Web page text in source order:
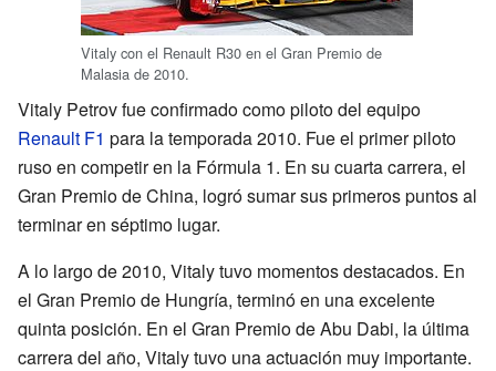
Vitaly con el Renault R30 en el Gran Premio de
Malasia de 2010.
Vitaly Petrov fue confirmado como piloto del equipo
Renault F1 para la temporada 2010. Fue el primer piloto
ruso en competir en la Fórmula 1. En su cuarta carrera, el
Gran Premio de China, logró sumar sus primeros puntos al
terminar en séptimo lugar.
A lo largo de 2010, Vitaly tuvo momentos destacados. En
el Gran Premio de Hungría, terminó en una excelente
quinta posición. En el Gran Premio de Abu Dabi, la última
carrera del año, Vitaly tuvo una actuación muy importante.